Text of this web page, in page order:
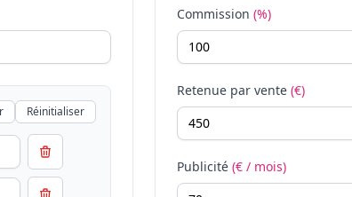
Réinitialiser
Commission (%)
Retenue par vente (€)
Publicité (€ / mois)